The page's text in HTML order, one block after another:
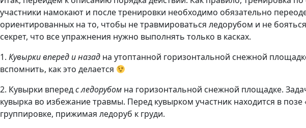
участники намокают и после тренировки необходимо обязательно
ориентированных на то, чтобы не травмироваться ледорубом и не
секрет, что все упражнения нужно выполнять только в касках.
1. Кувырки вперед и назад на утоптанной горизонтальной снежной
вспомнить, как это делается
2. Кувырки впередс ледорубом на горизонтальной снежной площадке.
кувырка во избежание травмы. Перед кувырком участник находится в
группировке, прижимая ледоруб к груди.